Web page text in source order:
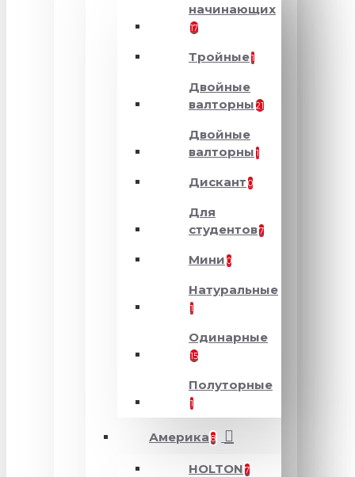
начинающих
17
Тройные1
Двойные
валторны 21
Двойные
валторны 1
Дискант 0
Для
студентов7
Мини 0
Натуральные
1
Одинарные
15
Полуторные
1
Америка 8
HOLTON 7